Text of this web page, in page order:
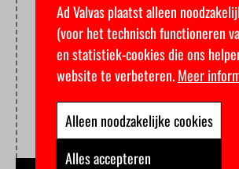
Ad Valvas plaatst alleen
(voor het technisch functioneren
en statistiek-cookies die ons
website te verbeteren.Meer
Alleen noodzakelijke cookies
Alles accepteren